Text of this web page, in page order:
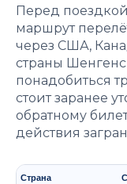
Перед
маршрут
через США,
страны
понадобиться
стоит заранее
обратному
действия
Страна